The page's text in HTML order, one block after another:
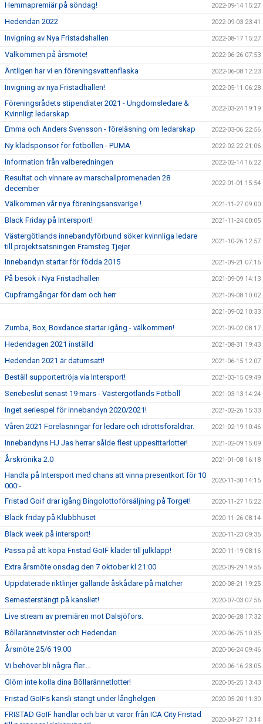
Hemmapremiär på söndag! 2022-09-14 15:27
Hedendan 2022 2022-09-03 23:41
Invigning av Nya Fristadshallen 2022-08-17 15:27
Välkommen på årsmöte! 2022-06-26 07:53
Äntligen har vi en föreningsvattenflaska 2022-06-08 12:23
Invigning av nya Fristadhallen! 2022-05-11 06:28
Föreningsrådets stipendiater 2021 - Ungdomsledare &
Kvinnligt ledarskap
2022-03-24 19:19
Emma och Anders Svensson - föreläsning om ledarskap 2022-03-06 22:56
Ny klädsponsor för fotbollen - PUMA 2022-02-22 21:06
Information från valberedningen 2022-02-14 16:22
Resultat och vinnare av marschallpromenaden 28
december
2022-01-01 15:54
Välkommen vår nya föreningsansvarige ! 2021-11-27 09:00
Black Friday på Intersport! 2021-11-24 00:05
Västergötlands innebandyförbund söker kvinnliga ledare
till projektsatsningen Framsteg Tjejer
2021-10-26 12:57
Innebandyn startar för födda 2015 2021-09-21 07:16
På besök i Nya Fristadhallen 2021-09-09 14:13
Cupframgångar för dam och herr 2021-09-08 10:02
2021-09-02 10:33
Zumba, Box, Boxdance startar igång - välkommen! 2021-09-02 08:17
Hedendagen 2021 inställd 2021-08-31 19:43
Hedendan 2021 är datumsatt! 2021-06-15 12:07
Beställ supportertröja via Intersport! 2021-03-15 09:49
Seriebeslut senast 19 mars - Västergötlands Fotboll 2021-03-13 14:24
Inget seriespel för innebandyn 2020/2021! 2021-02-26 15:33
Våren 2021 Föreläsningar för ledare och idrottsföräldrar. 2021-02-19 10:46
Innebandyns HJ Jas herrar sålde flest uppesittarlotter! 2021-02-09 15:09
Årskrönika 2.0 2021-01-08 16:18
Handla på Intersport med chans att vinna presentkort för 10
000:-
2020-11-30 14:15
Fristad Goif drar igång Bingolottoförsäljning på Torget! 2020-11-27 15:22
Black friday på Klubbhuset 2020-11-26 08:14
Black week på intersport! 2020-11-23 09:35
Passa på att köpa Fristad GoIF kläder till julklapp! 2020-11-19 08:16
Extra årsmöte onsdag den 7 oktober kl 21:00 2020-09-29 19:55
Uppdaterade riktlinjer gällande åskådare på matcher 2020-08-21 19:25
Semesterstängt på kansliet! 2020-07-03 07:56
Live stream av premiären mot Dalsjöfors. 2020-06-28 17:32
Bôllarännetvinster och Hedendan 2020-06-25 10:35
Årsmöte 25/6 19:00 2020-06-24 09:46
Vi behöver bli några fler.... 2020-06-16 23:05
Glöm inte kolla dina Bôllarännetlotter! 2020-05-25 13:43
Fristad GoIFs kansli stängt under långhelgen 2020-05-20 11:30
FRISTAD GoIF handlar och bär ut varor från ICA City Fristad
2020-04-27 13:14